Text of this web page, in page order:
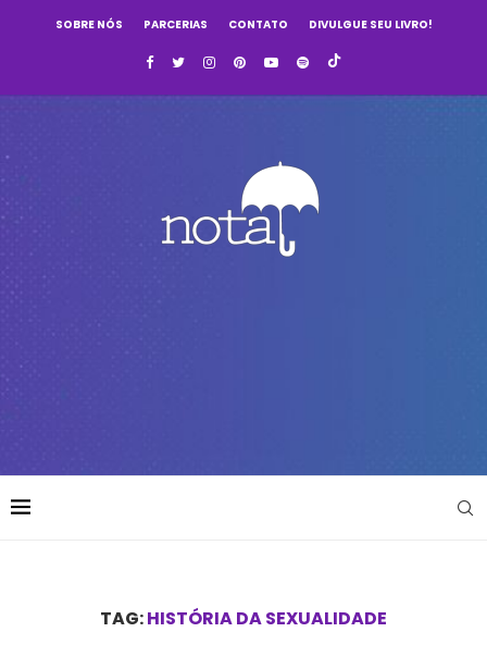
SOBRE NÓS PARCERIAS CONTATO DIVULGUE SEU LIVRO!
TAG:HISTÓRIA DA SEXUALIDADE